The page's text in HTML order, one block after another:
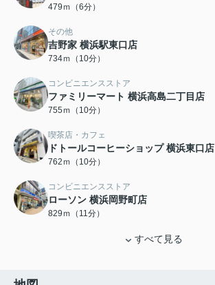
479ｍ（6分）
その他
吉野家 横浜駅東口店
734ｍ（10分）
コンビニエンスストア
ファミリーマート 横浜高島二丁目店
755ｍ（10分）
喫茶店・カフェ
ドトールコーヒーショップ 横浜東口店
762ｍ（10分）
コンビニエンスストア
ローソン 横浜岡野町店
829ｍ（11分）
すべて見る